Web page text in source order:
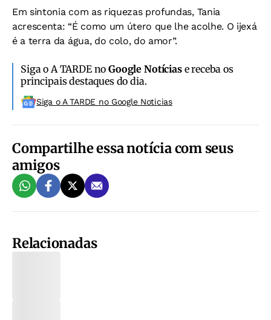
Em sintonia com as riquezas profundas, Tania
acrescenta: “É como um útero que lhe acolhe. O ijexá
é a terra da água, do colo, do amor”.
Siga o A TARDE noGoogle Notíciase receba os
principais destaques do dia.
Siga o A TARDE no Google Noticias
Compartilhe essa notícia com seus
amigos
Relacionadas